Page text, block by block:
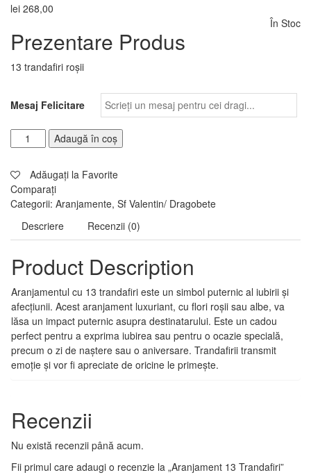
lei 268,00
În Stoc
Prezentare Produs
13 trandafiri roșii
Mesaj Felicitare
Adaugă în coș
Adăugați la Favorite
Comparați
Categorii: Aranjamente, Sf Valentin/ Dragobete
Descriere
Recenzii (0)
Product Description
Aranjamentul cu 13 trandafiri este un simbol puternic al iubirii și
afecțiunii. Acest aranjament luxuriant, cu flori roșii sau albe, va
lăsa un impact puternic asupra destinatarului. Este un cadou
perfect pentru a exprima iubirea sau pentru o ocazie specială,
precum o zi de naștere sau o aniversare. Trandafirii transmit
emoție și vor fi apreciate de oricine le primește.
Recenzii
Nu există recenzii până acum.
Fii primul care adaugi o recenzie la „Aranjament 13 Trandafiri”